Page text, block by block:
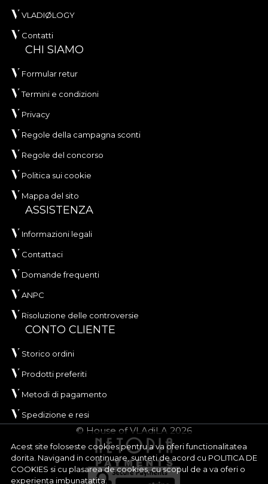
Acest site foloseste cookies pentru a va oferi functionalitatea
dorita. Navigand in continuare, sunteti de acord cu POLITICA DE
COOKIES si cu plasarea de cookies, cu scopul de a va oferi o
experienta imbunatatita.
VLADIØLOGY
Contatti
CHI SIAMO
Formular retur
Termini e condizioni
Privacy
Regole della campagna sconti
Regole del concorso
Politica sui cookie
Mappa del sito
ASSISTENZA
Informazioni legali
Contattaci
Domande frequenti
ANPC
Risoluzione delle controversie
CONTO CLIENTE
Storico ordini
Prodotti preferiti
Metodi di pagamento
Spedizione e resi
© House of VLAdiLA 2026